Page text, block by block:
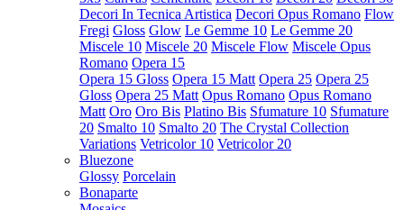
Decori In Tecnica Artistica Decori Opus Romano Flow
Fregi Gloss Glow Le Gemme 10 Le Gemme 20
Miscele 10 Miscele 20 Miscele Flow Miscele Opus
Romano Opera 15
Opera 15 Gloss Opera 15 Matt Opera 25 Opera 25
Gloss Opera 25 Matt Opus Romano Opus Romano
Matt Oro Oro Bis Platino Bis Sfumature 10 Sfumature
20 Smalto 10 Smalto 20 The Crystal Collection
Variations Vetricolor 10 Vetricolor 20
Bluezone
Glossy Porcelain
Bonaparte